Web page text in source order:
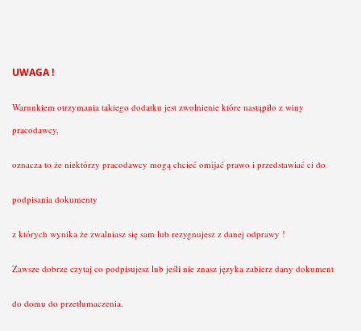
UWAGA !
Warunkiem otrzymania takiego dodatku jest zwolnienie które nastąpiło z winy
pracodawcy,
oznacza to że niektórzy pracodawcy mogą chcieć omijać prawo i przedstawiać ci do
podpisania dokumenty
z których wynika że zwalniasz się sam lub rezygnujesz z danej odprawy !
Zawsze dobrze czytaj co podpisujesz lub jeśli nie znasz języka zabierz dany dokument
do domu do przetłumaczenia.